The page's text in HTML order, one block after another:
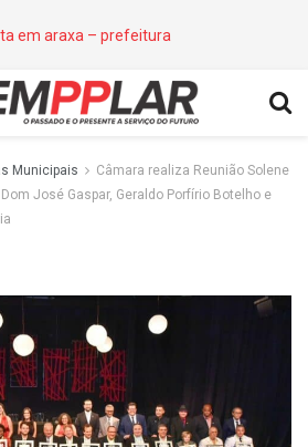
Municipais
Câmara realiza Reunião Solene
José Gaspar, Geraldo Porfírio Botelho e